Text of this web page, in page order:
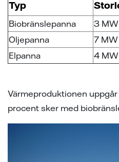
svar
vid skada
projekt
av våra elledningar
- med ert företag i fokus
svar
Typ
Biobränslepanna
3 MW
Oljepanna
7 MW
Elpanna
4 MW
Värmeproduktionen
procent sker med